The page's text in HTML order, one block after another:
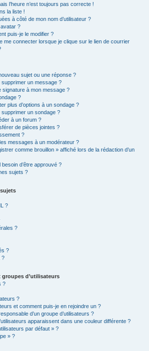
l’heure n’est toujours pas correcte !
la liste !
à côté de mon nom d’utilisateur ?
?
puis-je le modifier ?
me connecter lorsque je clique sur le lien de courrier
sujet ou une réponse ?
un message ?
signature à mon message ?
?
plus d’options à un sondage ?
un sondage ?
à un forum ?
de pièces jointes ?
?
messages à un modérateur ?
comme brouillon » affiché lors de la rédaction d’un
d’être approuvé ?
sujets ?
?
?
?
?
d’utilisateurs
?
?
et comment puis-je en rejoindre un ?
d’un groupe d’utilisateurs ?
apparaissent dans une couleur différente ?
par défaut » ?
» ?